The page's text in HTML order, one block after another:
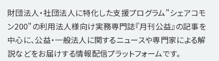
財団法人・社団法人に特化した支援プログラム"シェアコモ
ン200"の利用法人様向け実務専門誌『月刊公益』の記事を
中心に、公益・一般法人に関するニュースや専門家による解
説などをお届けする情報配信プラットフォームです。